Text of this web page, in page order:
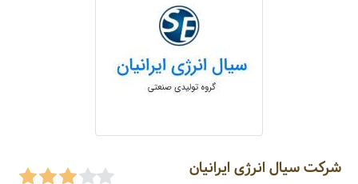
شرکت سیال انرژی ایرانیان